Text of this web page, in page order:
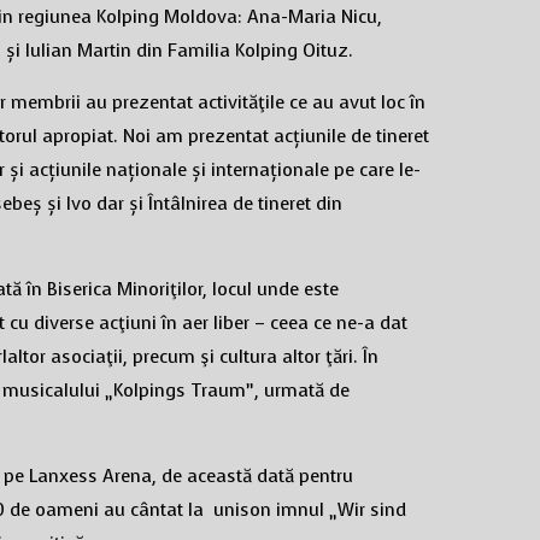
regiunea Kolping Moldova: Ana-Maria Nicu,
Iulian Martin din Familia Kolping Oituz.
au prezentat activităţile ce au avut loc în
apropiat. Noi am prezentat acțiunile de tineret
și acțiunile naționale și internaționale pe care le-
și Ivo dar și Întâlnirea de tineret din
în Biserica Minoriţilor, locul unde este
diverse acţiuni în aer liber – ceea ce ne-a dat
asociaţii, precum şi cultura altor ţări. În
„Kolpings Traum”, urmată de
Lanxess Arena, de această dată pentru
de oameni au cântat la unison imnul „Wir sind